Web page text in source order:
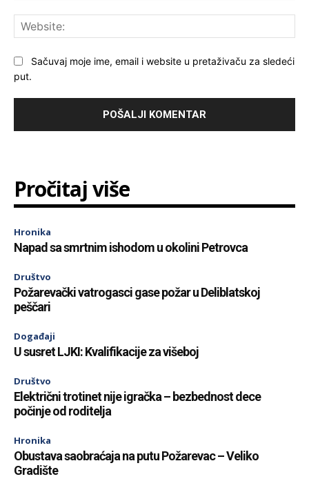
Sačuvaj moje ime, email i website u pretaživaču za sledeći
put.
Pročitaj više
Hronika
Napad sa smrtnim ishodom u okolini Petrovca
Društvo
Požarevački vatrogasci gase požar u Deliblatskoj
peščari
Događaji
U susret LJKI: Kvalifikacije za višeboj
Društvo
Električni trotinet nije igračka – bezbednost dece
počinje od roditelja
Hronika
Obustava saobraćaja na putu Požarevac – Veliko
Gradište